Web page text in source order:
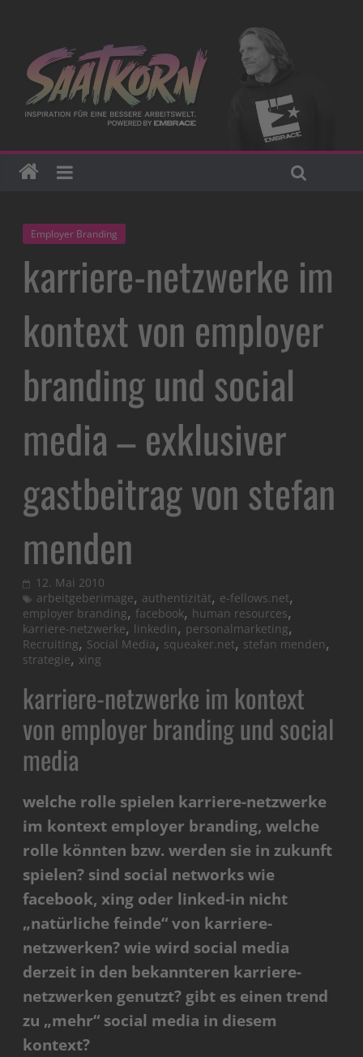
Employer Branding
karriere-netzwerke im
kontext von employer
branding und social
media – exklusiver
gastbeitrag von stefan
menden
12. Mai 2010
arbeitgeberimage, authentizität, e-fellows.net,
employer branding, facebook, human resources,
karriere-netzwerke, linkedin, personalmarketing,
Recruiting, Social Media, squeaker.net, stefan menden,
strategie, xing
karriere-netzwerke im kontext
von employer branding und social
media
welche rolle spielen karriere-netzwerke
im kontext employer branding, welche
rolle könnten bzw. werden sie in zukunft
spielen? sind social networks wie
facebook, xing oder linked-in nicht
„natürliche feinde“ von karriere-
netzwerken? wie wird social media
derzeit in den bekannteren karriere-
netzwerken genutzt? gibt es einen trend
zu „mehr“ social media in diesem
kontext?